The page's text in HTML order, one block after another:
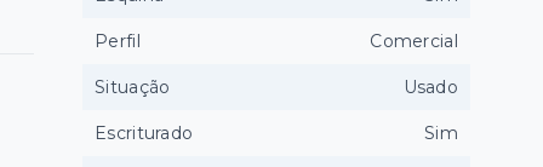
Perfil Comercial
Situação Usado
Escriturado Sim